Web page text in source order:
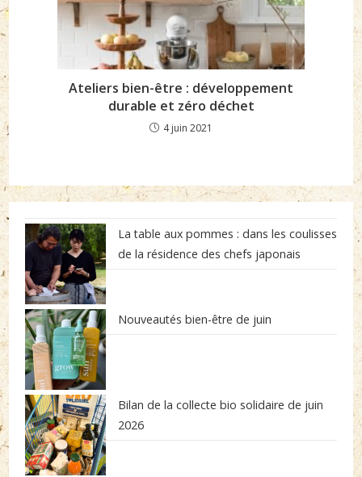
Ateliers bien-être : développement
durable et zéro déchet
4 juin 2021
La table aux pommes : dans les coulisses
de la résidence des chefs japonais
Nouveautés bien-être de juin
Bilan de la collecte bio solidaire de juin
2026